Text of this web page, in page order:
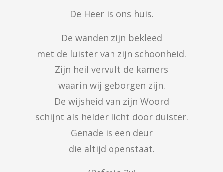
De Heer is ons huis.
De wanden zijn bekleed
met de luister van zijn schoonheid.
Zijn heil vervult de kamers
waarin wij geborgen zijn.
De wijsheid van zijn Woord
schijnt als helder licht door duister.
Genade is een deur
die altijd openstaat.